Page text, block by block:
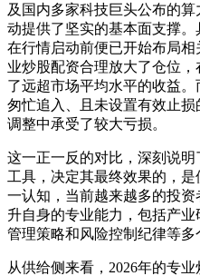
及国内多家科技巨头公布的
动提供了坚实的基本面支撑
在行情启动前便已开始布局
业炒股配资合理放大了仓位
了远超市场平均水平的收益
匆忙追入、且未设置有效止
调整中承受了较大亏损。
这一正一反的对比，深刻说
工具，决定其最终效果的，
一认知，当前越来越多的投
升自身的专业能力，包括产
管理策略和风险控制纪律等多
从供给侧来看，2026年的专